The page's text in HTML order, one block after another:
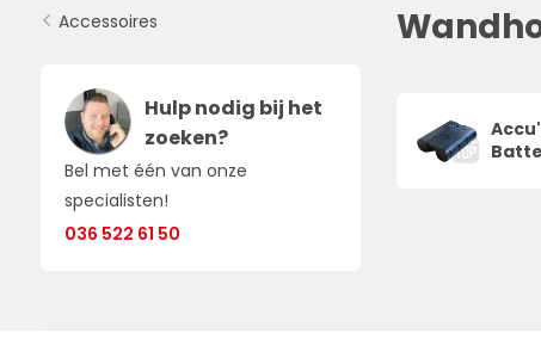
Accessoires
Hulp nodig bij het
zoeken?
Bel met één van onze
specialisten!
036 522 61 50